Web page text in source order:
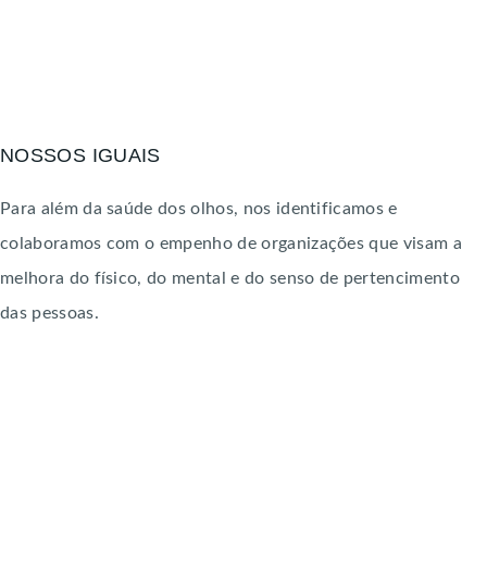
NOSSOS IGUAIS
Para além da saúde dos olhos, nos identificamos e
colaboramos com o empenho de organizações que visam a
melhora do físico, do mental e do senso de pertencimento
das pessoas.